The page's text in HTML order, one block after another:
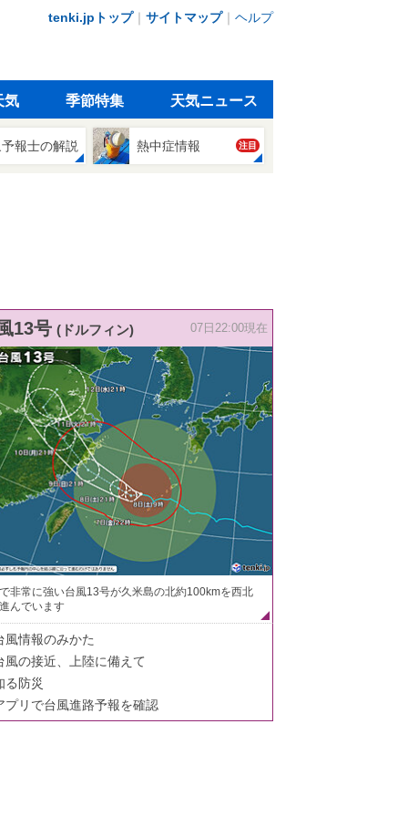
tenki.jpトップ｜ サイトマップ｜ ヘルプ
気 季節特集 天気ニュース
報士の解説 熱中症情報 注目
13号 (ドルフィン) 07日22:00現在
非常に強い台風13号が久米島の北約100kmを西北
んでいます
風情報のみかた
風の接近、上陸に備えて
る防災
プリで台風進路予報を確認